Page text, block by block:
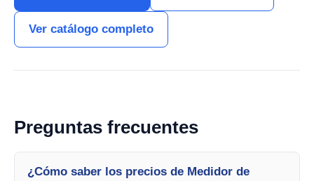
Ver catálogo completo
Preguntas frecuentes
¿Cómo saber los precios de Medidor de